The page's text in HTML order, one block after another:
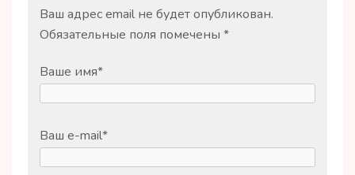
Ваш адрес email не будет опубликован.
Обязательные поля помечены *
Ваше имя*
Ваш e-mail*